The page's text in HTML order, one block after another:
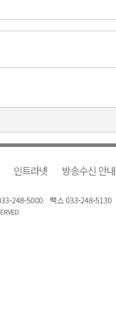
인트라넷 방송수신 안내